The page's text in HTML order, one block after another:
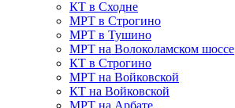
КТ в Сходне
МРТ в Строгино
МРТ в Тушино
МРТ на Волоколамском шоссе
КТ в Строгино
МРТ на Войковской
КТ на Войковской
МРТ на Арбате